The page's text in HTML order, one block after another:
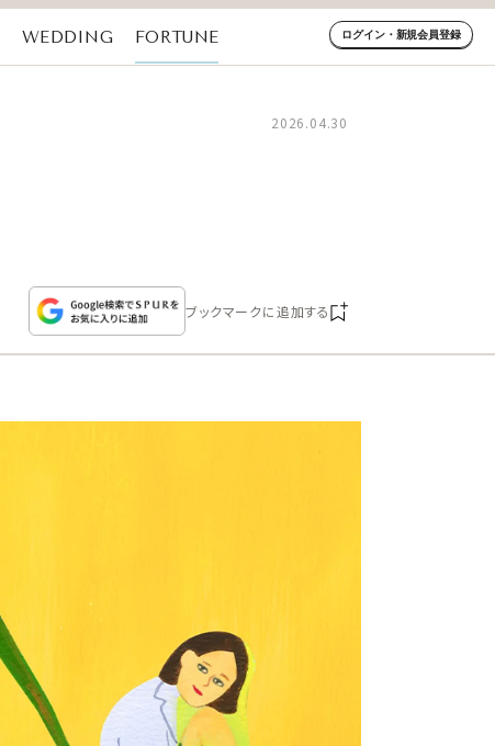
WEDDING
FORTUNE
ログイン・新規会員登録
2026.04.30
ブックマークに追加する